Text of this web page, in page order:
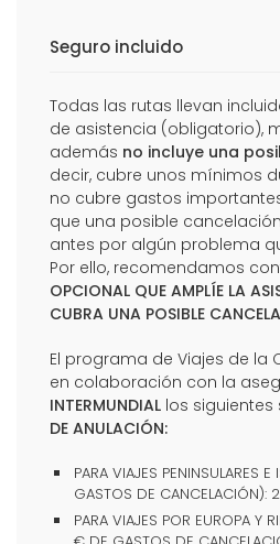
Seguro incluido
Todas las rutas llevan
de asistencia (obligatorio),
además no incluye una
decir, cubre unos mínimos
no cubre gastos
que una posible
antes por algún problema
Por ello, recomendamos
OPCIONAL QUE AMPLÍE LA
CUBRA UNA POSIBLE
El programa de Viajes de la
en colaboración con la
INTERMUNDIAL los
DE ANULACIÓN:
PARA VIAJES PENINSULARES
GASTOS DE CANCELACIÓN):
PARA VIAJES POR EUROPA Y